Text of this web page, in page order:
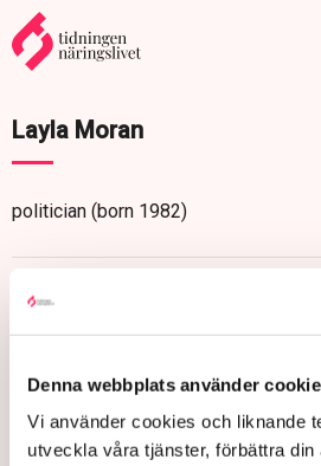
Denna webbplats använder
Vi använder cookies och liknande
utveckla våra tjänster, förbättra
Layla Moran
politician (born 1982)